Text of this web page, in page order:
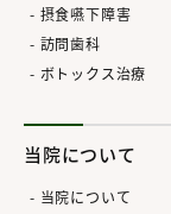
摂食嚥下障害
訪問歯科
ボトックス治療
当院について
当院について